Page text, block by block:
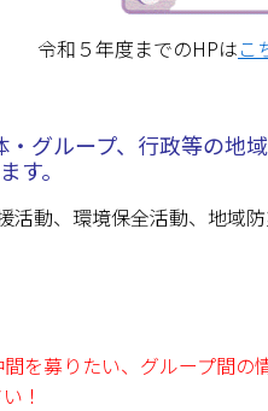
令和５年度までのHPはこ
・グループ、行政等の地
す。
活動、環境保全活動、地域
を募りたい、グループ間
！